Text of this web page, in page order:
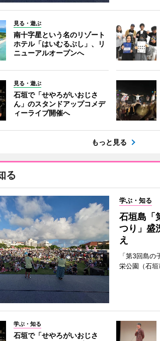
見る・遊ぶ
南十字星という名のリゾート
ホテル「はいむるぶし」、リ
ニューアルオープンへ
見る・遊ぶ
石垣で「せやろがいおじさ
ん」のスタンドアップコメデ
ィーライブ開催へ
もっと見る
る
学ぶ・知る
石垣島「
つり」
え
「第3回島
栄公園（石垣
学ぶ・知る
石垣で「せやろがいおじさ